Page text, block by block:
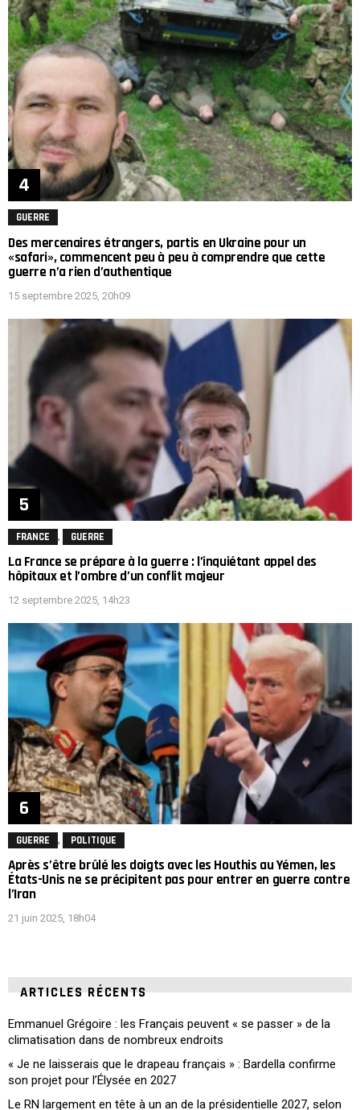
GUERRE
Des mercenaires étrangers, partis en Ukraine pour un
«safari», commencent peu à peu à comprendre que cette
guerre n’a rien d’authentique
15 septembre 2025, 20h09
FRANCE , GUERRE
La France se prépare à la guerre : l’inquiétant appel des
hôpitaux et l’ombre d’un conflit majeur
12 septembre 2025, 14h23
GUERRE , POLITIQUE
Après s’être brûlé les doigts avec les Houthis au Yémen, les
États-Unis ne se précipitent pas pour entrer en guerre contre
l’Iran
21 juin 2025, 18h04
ARTICLES RÉCENTS
Emmanuel Grégoire : les Français peuvent « se passer » de la
climatisation dans de nombreux endroits
« Je ne laisserais que le drapeau français » : Bardella confirme
son projet pour l’Élysée en 2027
Le RN largement en tête à un an de la présidentielle 2027, selon